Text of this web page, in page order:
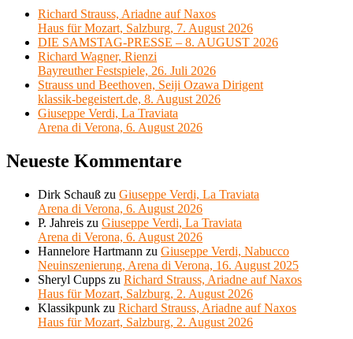
Richard Strauss, Ariadne auf Naxos
Haus für Mozart, Salzburg, 7. August 2026
DIE SAMSTAG-PRESSE – 8. AUGUST 2026
Richard Wagner, Rienzi
Bayreuther Festspiele, 26. Juli 2026
Strauss und Beethoven, Seiji Ozawa Dirigent
klassik-begeistert.de, 8. August 2026
Giuseppe Verdi, La Traviata
Arena di Verona, 6. August 2026
Neueste Kommentare
Dirk Schauß zu Giuseppe Verdi, La Traviata
Arena di Verona, 6. August 2026
P. Jahreis zu Giuseppe Verdi, La Traviata
Arena di Verona, 6. August 2026
Hannelore Hartmann zu Giuseppe Verdi, Nabucco
Neuinszenierung, Arena di Verona, 16. August 2025
Sheryl Cupps zu Richard Strauss, Ariadne auf Naxos
Haus für Mozart, Salzburg, 2. August 2026
Klassikpunk zu Richard Strauss, Ariadne auf Naxos
Haus für Mozart, Salzburg, 2. August 2026